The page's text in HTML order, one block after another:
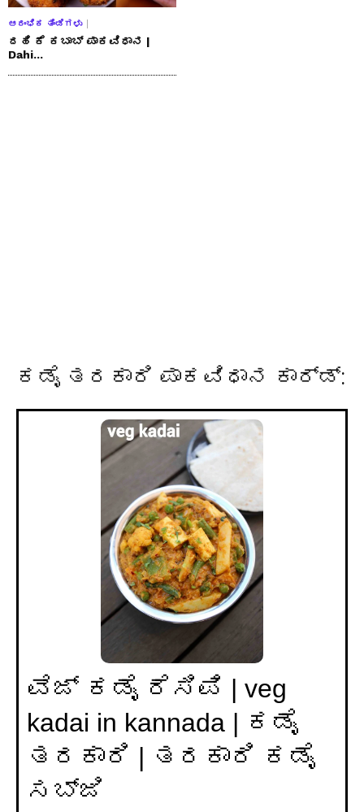
ಆರಂಭಿಕ ತಿಂಡಿಗಳು
ದಹಿ ಕೆ ಕಬಾಬ್ ಪಾಕವಿಧಾನ |
Dahi...
ಕಡೈ ತರಕಾರಿ ಪಾಕವಿಧಾನ ಕಾರ್ಡ್:
ವೆಜ್ ಕಡೈ ರೆಸಿಪಿ | veg
kadai in kannada | ಕಡೈ
ತರಕಾರಿ | ತರಕಾರಿ ಕಡೈ
ಸಬ್ಜಿ